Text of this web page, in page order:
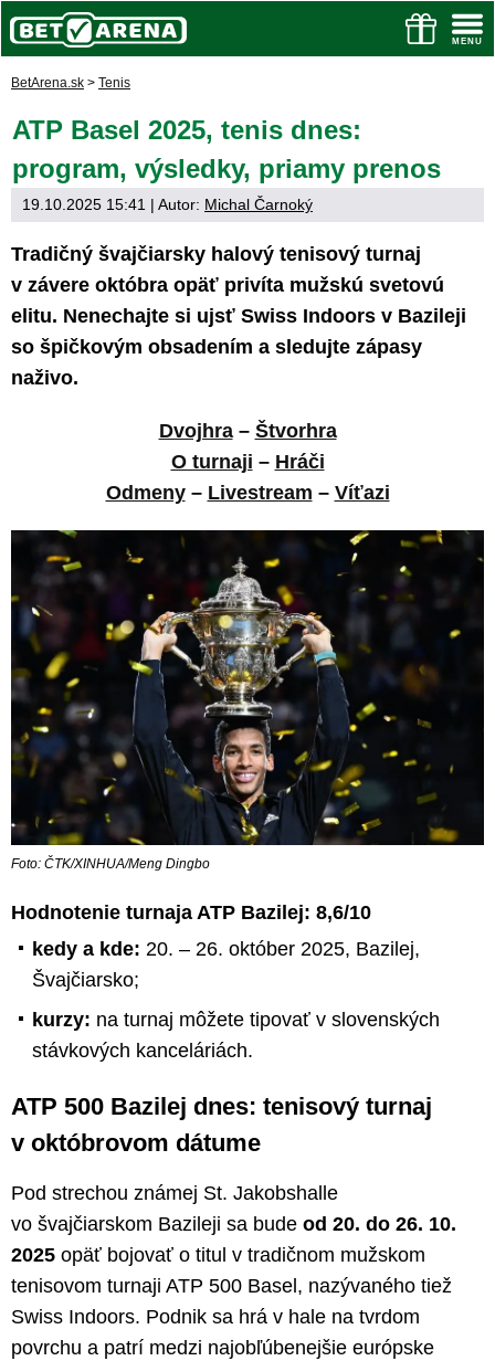
BetArena.sk > Tenis
ATP Basel 2025, tenis dnes:
program, výsledky, priamy prenos
19.10.2025 15:41 | Autor: Michal Čarnoký
Tradičný švajčiarsky halový tenisový turnaj
v závere októbra opäť privíta mužskú svetovú
elitu. Nenechajte si ujsť Swiss Indoors v Bazileji
so špičkovým obsadením a sledujte zápasy
naživo.
Dvojhra– Štvorhra
O turnaji – Hráči
Odmeny– Livestream – Víťazi
Foto: ČTK/XINHUA/Meng Dingbo
Hodnotenie turnaja ATP Bazilej: 8,6/10
kedy a kde: 20. – 26. október 2025, Bazilej,
Švajčiarsko;
kurzy: na turnaj môžete tipovať v slovenských
stávkových kanceláriách.
ATP 500 Bazilej dnes: tenisový turnaj
v októbrovom dátume
Pod strechou známej St. Jakobshalle
vo švajčiarskom Bazileji sa bude od 20. do 26. 10.
2025 opäť bojovať o titul v tradičnom mužskom
tenisovom turnaji ATP 500 Basel, nazývaného tiež
Swiss Indoors. Podnik sa hrá v hale na tvrdom
povrchu a patrí medzi najobľúbenejšie európske